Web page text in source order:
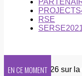
RSE
EN CE MOMENT
2026 sur la